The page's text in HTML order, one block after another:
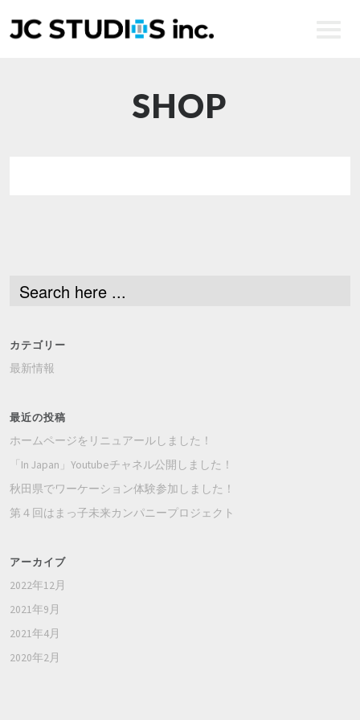
SHOP
カテゴリー
最新情報
最近の投稿
ホームページをリニュアールしました！
「In Japan」Youtubeチャネル公開しました！
秋田県でワーケーション体験参加しました！
第４回はまっ子未来カンパニープロジェクト
アーカイブ
2022年12月
2021年9月
2021年4月
2020年2月